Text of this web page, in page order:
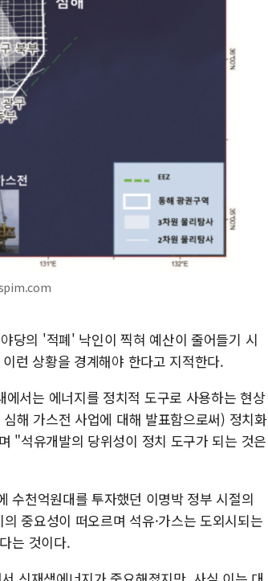
당의 '적폐' 낙인이 찍혀 예산이 줄어들기 시
런 상황을 경계해야 한다고 지적한다.
서는 에너지를 정치적 도구로 사용하는 현상
해 가스전 사업에 대해 발표함으로써) 정치화
"석유개발의 당위성이 정치 도구가 되는 것은
수천억원대를 투자했던 이명박 정부 시절의
중요성이 떠오르며 석유·가스는 도외시되는
는 것이다.